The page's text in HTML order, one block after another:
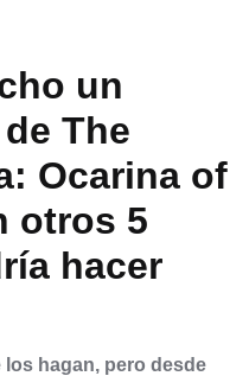
un
The
Ocarina of
otros 5
hacer
hagan, pero desde